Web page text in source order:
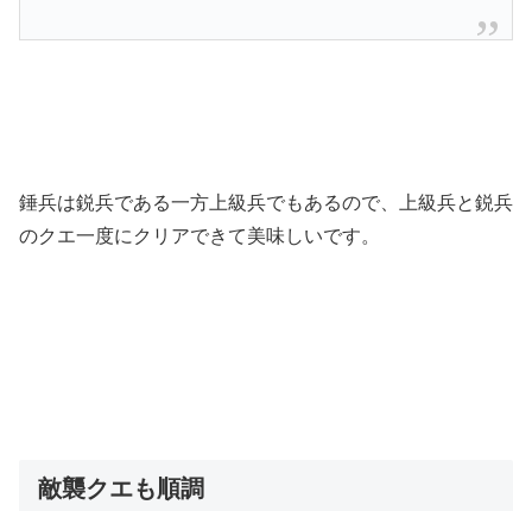
錘兵は鋭兵である一方上級兵でもあるので、上級兵と鋭兵
のクエ一度にクリアできて美味しいです。
敵襲クエも順調